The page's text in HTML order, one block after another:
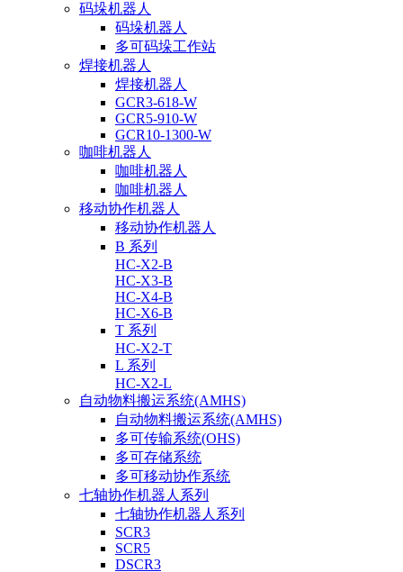
码垛机器人
码垛机器人
多可码垛工作站
焊接机器人
焊接机器人
GCR3-618-W
GCR5-910-W
GCR10-1300-W
咖啡机器人
咖啡机器人
咖啡机器人
移动协作机器人
移动协作机器人
B 系列
HC-X2-B
HC-X3-B
HC-X4-B
HC-X6-B
T 系列
HC-X2-T
L 系列
HC-X2-L
自动物料搬运系统(AMHS)
自动物料搬运系统(AMHS)
多可传输系统(OHS)
多可存储系统
多可移动协作系统
七轴协作机器人系列
七轴协作机器人系列
SCR3
SCR5
DSCR3